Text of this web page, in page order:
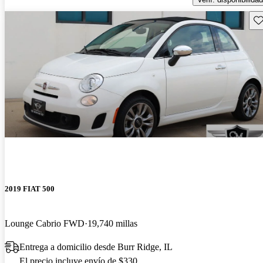
2019 FIAT 500
Lounge Cabrio FWD 19,740 millas
Entrega a domicilio desde Burr Ridge, IL